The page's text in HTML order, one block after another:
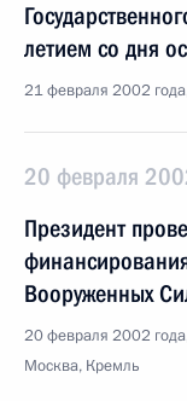
летием со дня
21 февраля 2002
20 февраля
Президент
Вооруженных
20 февраля 2002
Москва, Кремль